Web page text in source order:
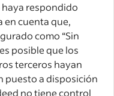
haya respondido
en cuenta que,
como “Sin
posible que los
terceros hayan
puesto a disposición
no tiene control